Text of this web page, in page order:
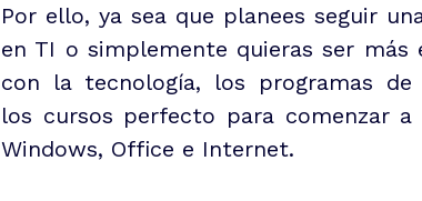
Por ello, ya sea que planees seguir
en TI o simplemente quieras ser más
con la tecnología, los programas de
los cursos perfecto para comenzar a
Windows, Office e Internet.